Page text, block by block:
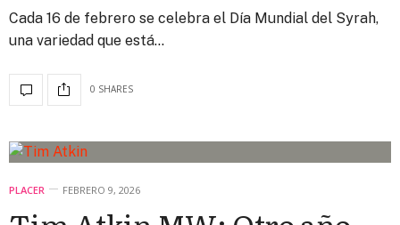
Cada 16 de febrero se celebra el Día Mundial del Syrah,
una variedad que está…
0 SHARES
PLACER FEBRERO 9, 2026